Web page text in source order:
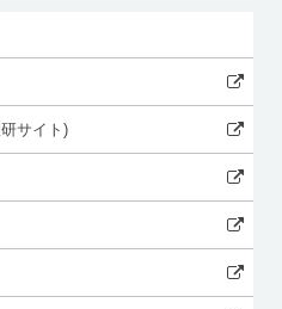
サイト)